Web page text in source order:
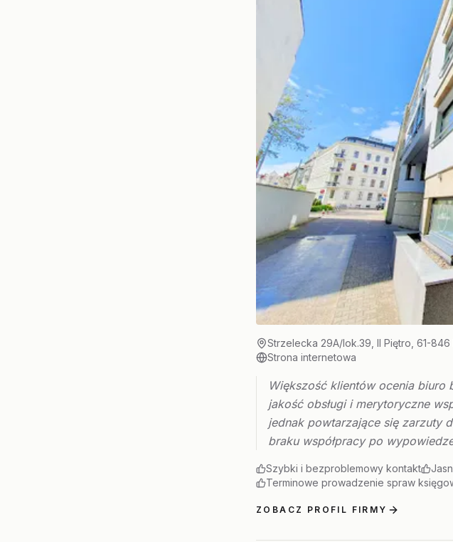
Strzelecka 29A/lok.39, II Piętro, 61-846
Strona internetowa
Większość klientów ocenia
jakość obsługi i merytoryczne
jednak powtarzające się zarzuty
braku współpracy po
Szybki i bezproblemowy kontakt
Terminowe prowadzenie spraw
ZOBACZ PROFIL FIRMY